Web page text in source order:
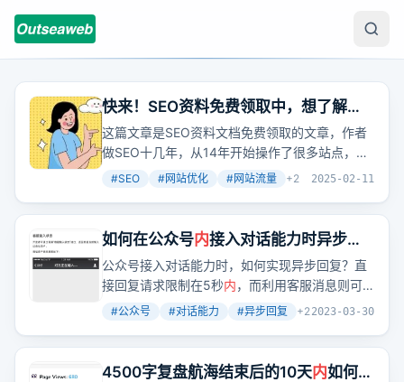
快来！SEO资料免费领取中，想了解
SEO站长们，赶紧看过来！
这篇文章是SEO资料文档免费领取的文章，作者
做SEO十几年，从14年开始操作了很多站点，现
在带领团队做全网推广。作者认为SEO很有魅
分析、网站定位、网站搭建、内容制作技巧、内
链系统优化、外链资源累计以及操作发布技巧、
网站运营、网站建设、网站营销推广思路策划、
产品成交率提升、数据分析、体验度提升要点、
SEO团队管理运营等。作者还提供了SEO视频资
料、教程、文档、交流群等，都是免费赠送。
#SEO #网站优化 #网站流量 +2 2025-02-11
如何在公众号内接入对话能力时异步回
复给用户
公众号接入对话能力时，如何实现异步回复？直
接回复请求限制在5秒内，而利用客服消息则可
在48小时
多次回复，支持发送小程序链接，但
#公众号 #对话能力 #异步回复 +22023-03-30
4500字复盘航海结束后的10天内如何做